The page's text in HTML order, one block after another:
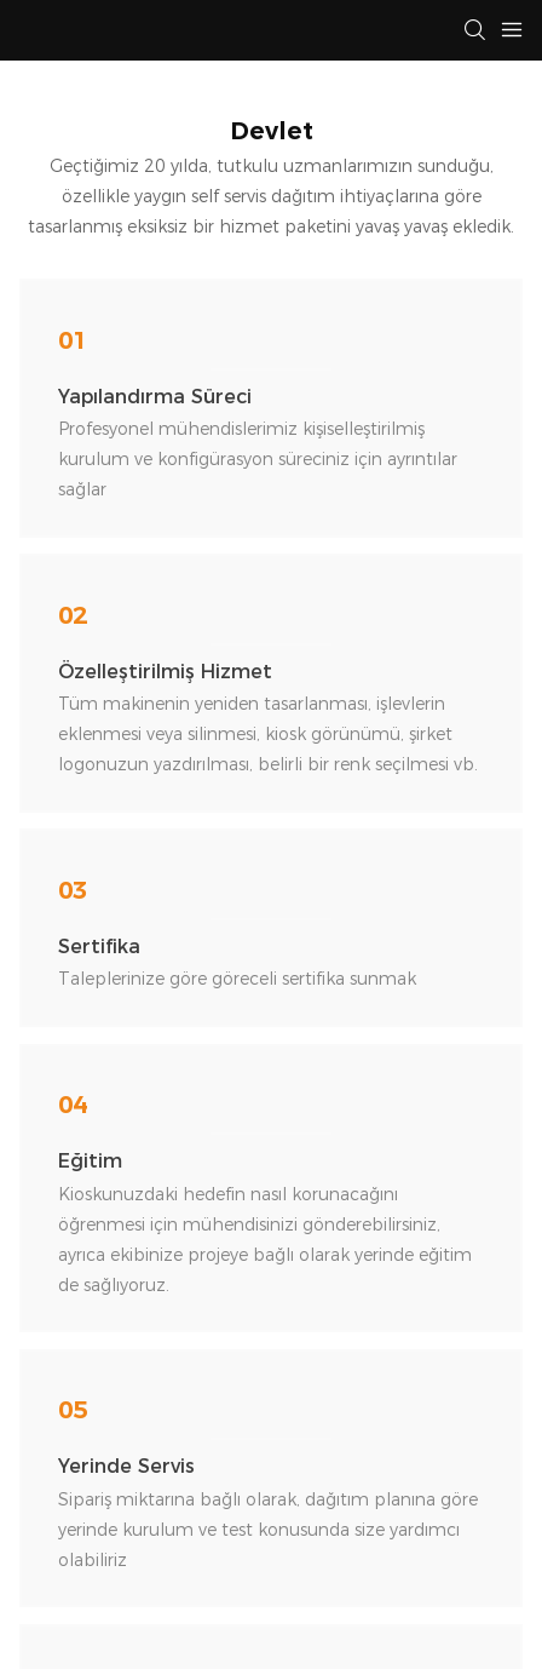
Devlet
Geçtiğimiz 20 yılda, tutkulu uzmanlarımızın sunduğu,
özellikle yaygın self servis dağıtım ihtiyaçlarına göre
tasarlanmış eksiksiz bir hizmet paketini yavaş yavaş ekledik.
01
Yapılandırma Süreci
Profesyonel mühendislerimiz kişiselleştirilmiş
kurulum ve konfigürasyon süreciniz için ayrıntılar
sağlar
02
Özelleştirilmiş Hizmet
Tüm makinenin yeniden tasarlanması, işlevlerin
eklenmesi veya silinmesi, kiosk görünümü, şirket
logonuzun yazdırılması, belirli bir renk seçilmesi vb.
03
Sertifika
Taleplerinize göre göreceli sertifika sunmak
04
Eğitim
Kioskunuzdaki hedefin nasıl korunacağını
öğrenmesi için mühendisinizi gönderebilirsiniz,
ayrıca ekibinize projeye bağlı olarak yerinde eğitim
de sağlıyoruz.
05
Yerinde Servis
Sipariş miktarına bağlı olarak, dağıtım planına göre
yerinde kurulum ve test konusunda size yardımcı
olabiliriz